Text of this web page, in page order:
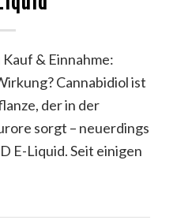
& Einnahme:
Cannabidiol ist
der in der
sorgt – neuerdings
E-Liquid. Seit einigen